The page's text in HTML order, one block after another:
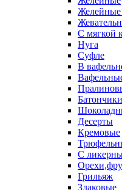
Желейные
С мягкой
Нуга
Суфле
В
Батончики
Десерты
Кремовые
С
Грильяж
Злаковые